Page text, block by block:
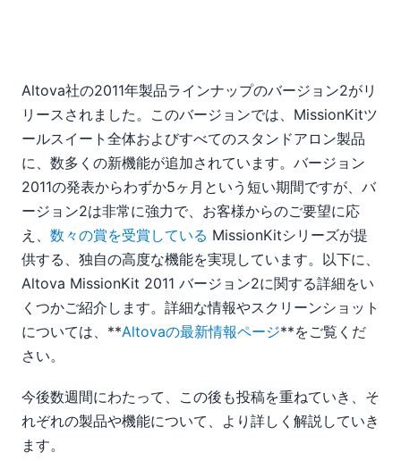
Altova社の2011年製品ラインナップのバージョン2がリ
リースされました。このバージョンでは、MissionKitツ
ールスイート全体およびすべてのスタンドアロン製品
に、数多くの新機能が追加されています。バージョン
2011の発表からわずか5ヶ月という短い期間ですが、バ
ージョン2は非常に強力で、お客様からのご要望に応
え、 数々の賞を受賞している MissionKitシリーズが提
供する、独自の高度な機能を実現しています。以下に、
Altova MissionKit 2011 バージョン2に関する詳細をい
くつかご紹介します。詳細な情報やスクリーンショット
については、**Altovaの最新情報ページ**をご覧くだ
さい。
今後数週間にわたって、この後も投稿を重ねていき、そ
れぞれの製品や機能について、より詳しく解説していき
ます。